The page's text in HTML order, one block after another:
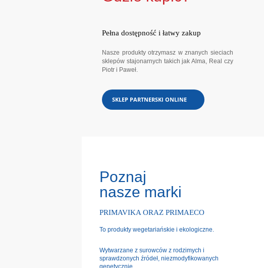
Pełna dostępność i łatwy zakup
Nasze produkty otrzymasz w znanych sieciach
sklepów stajonarnych takich jak Alma, Real czy
Piotr i Paweł.
SKLEP PARTNERSKI ONLINE
Poznaj
nasze marki
PRIMAVIKA ORAZ PRIMAECO
To produkty wegetariańskie i ekologiczne.
Wytwarzane z surowców z rodzimych i
sprawdzonych źródeł, niezmodyfikowanych